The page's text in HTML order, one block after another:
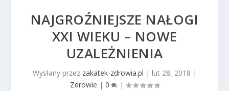
NAJGROŹNIEJSZE NAŁOGI
XXI WIEKU – NOWE
UZALEŻNIENIA
Wysłany przez zakatek-zdrowia.pl | lut 28, 2018 |
Zdrowie | 0 |